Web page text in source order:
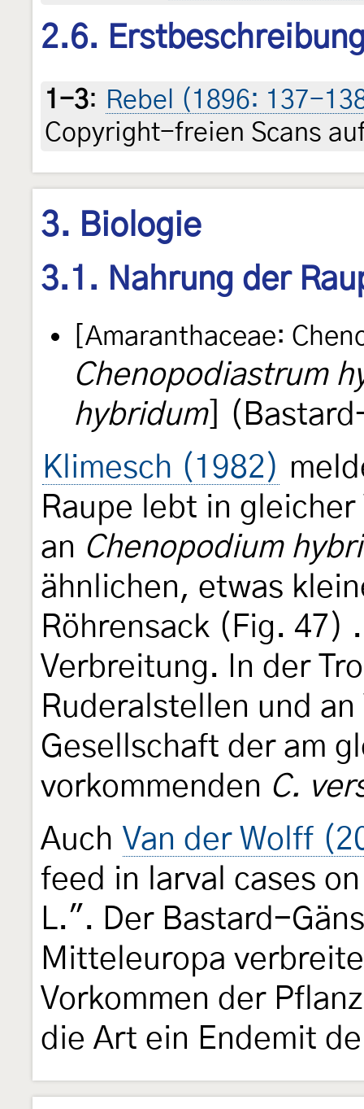
2.6.
1-3: Rebel (1896: 137-
Copyright-freien Scans
3. Biologie
3.1. Nahrung der
[Amaranthaceae:
Chenopodiastrum
hybridum]
Klimesch (1982)
Raupe lebt in
an Chenopodium
ähnlichen, etwas
Röhrensack (Fig. 47)
Verbreitung. In der
Ruderalstellen und
Gesellschaft der am
vorkommenden C.
Auch Van der Wolff
feed in larval cases
L.". Der Bastard-
Mitteleuropa
Vorkommen der
die Art ein Endemit